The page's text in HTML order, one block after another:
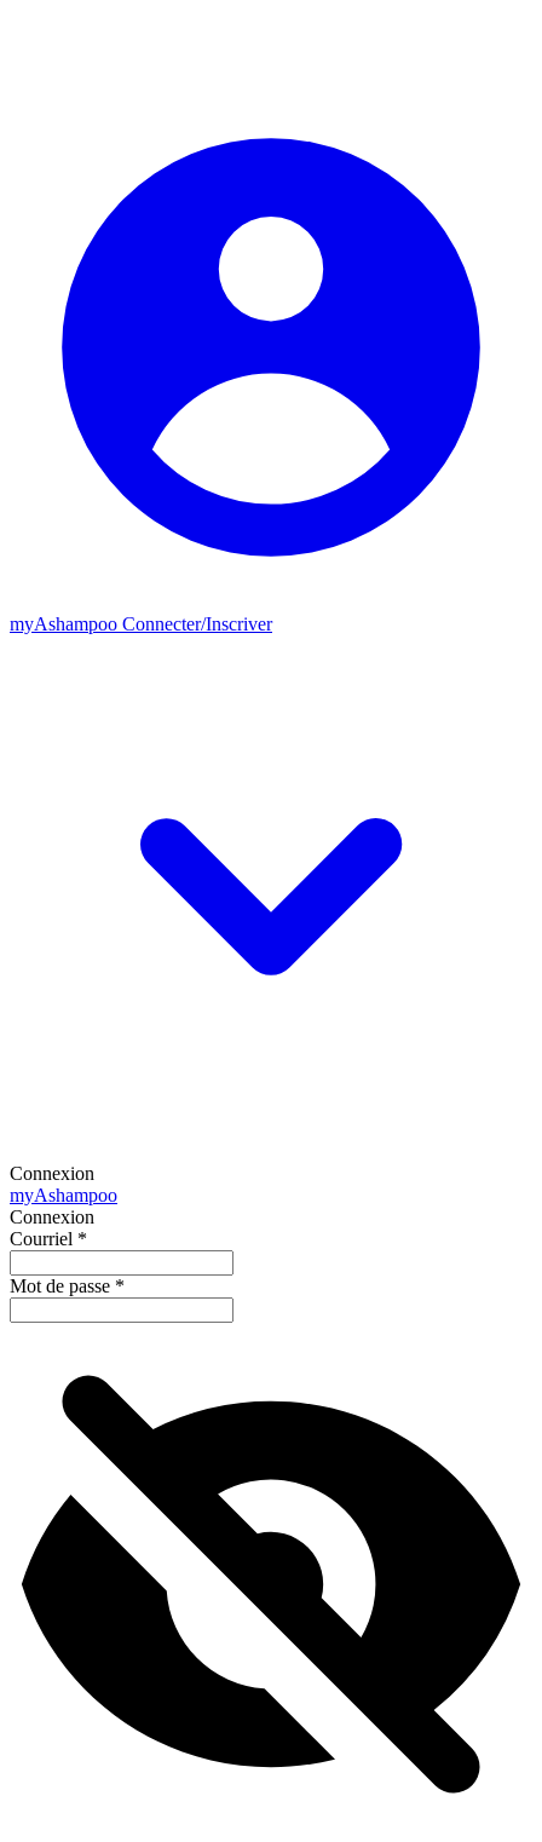
myAshampoo Connecter/Inscriver
Connexion
myAshampoo
Connexion
Courriel *
Mot de passe *